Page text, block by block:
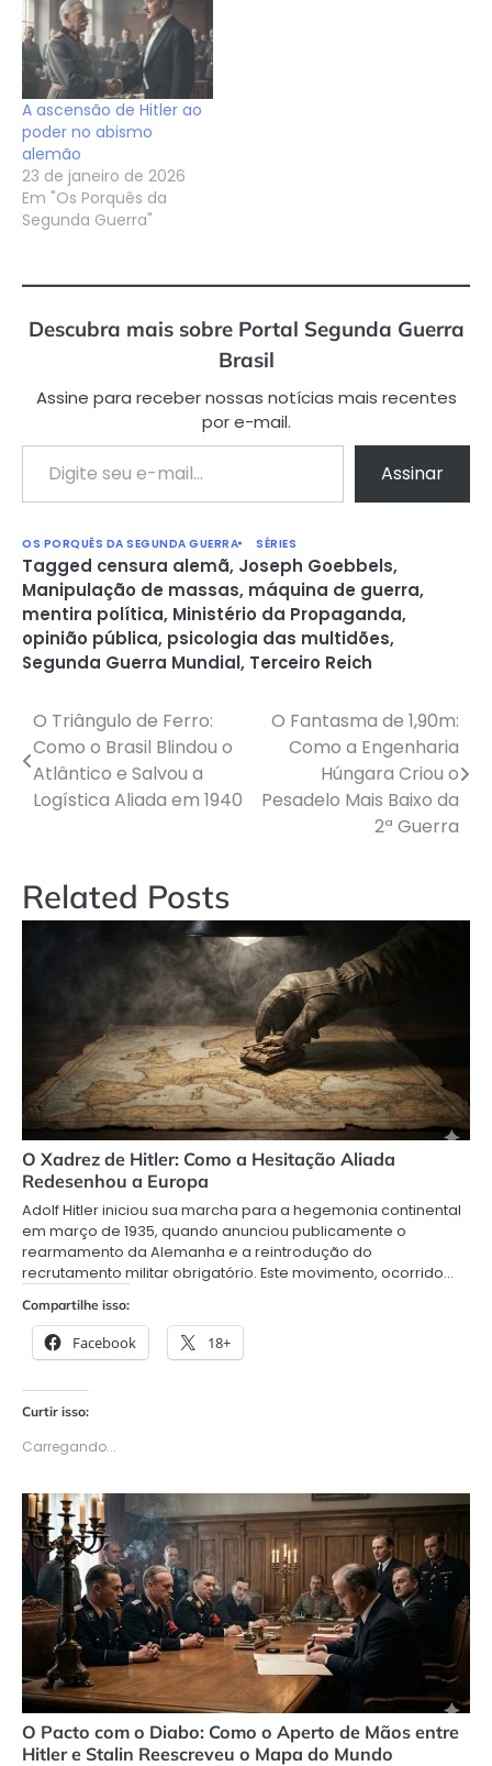
A ascensão de Hitler ao
poder no abismo
alemão
23 de janeiro de 2026
Em "Os Porquês da
Segunda Guerra"
Descubra mais sobre Portal Segunda Guerra
Brasil
Assine para receber nossas notícias mais recentes
por e-mail.
Digite seu e-mail…
Assinar
OS PORQUÊS DA SEGUNDA GUERRA SÉRIES
Tagged censura alemã, Joseph Goebbels,
Manipulação de massas, máquina de guerra,
mentira política, Ministério da Propaganda,
opinião pública, psicologia das multidões,
Segunda Guerra Mundial, Terceiro Reich
Navegação
de
Post
O Triângulo de Ferro:
Como o Brasil Blindou o
Atlântico e Salvou a
Logística Aliada em 1940
O Fantasma de 1,90m:
Como a Engenharia
Húngara Criou o
Pesadelo Mais Baixo da
2ª Guerra
Related Posts
O Xadrez de Hitler: Como a Hesitação Aliada
Redesenhou a Europa
Adolf Hitler iniciou sua marcha para a hegemonia continental
em março de 1935, quando anunciou publicamente o
rearmamento da Alemanha e a reintrodução do
recrutamento militar obrigatório. Este movimento, ocorrido…
Compartilhe isso:
Facebook 18+
Curtir isso:
Carregando...
O Pacto com o Diabo: Como o Aperto de Mãos entre
Hitler e Stalin Reescreveu o Mapa do Mundo